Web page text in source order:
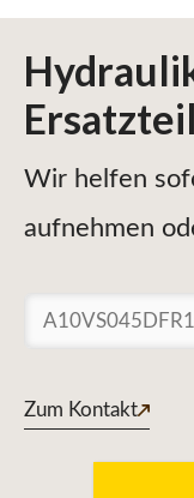
Ersatzteil
Wir helfen
aufnehmen
Suchen
Zum Kontakt